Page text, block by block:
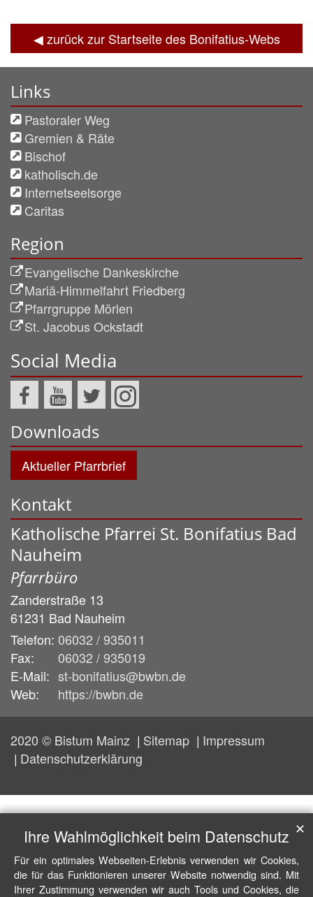
◀︎ zurück zur Startseite des Bonifatius-Webs
Links
Pastoraler Weg
Gremien & Räte
Bischof
katholisch.de
Internetseelsorge
Caritas
Region
Evangelische Dankeskirche
Mariä-Himmelfahrt Friedberg
Pfarrgruppe Mörlen
St. Jacobus Ockstadt
Social Media
Downloads
Aktueller Pfarrbrief
Kontakt
Katholische Pfarrei St. Bonifatius Bad
Nauheim
Pfarrbüro
Zanderstraße 13
61231 Bad Nauheim
Telefon: 06032 / 935011
Fax:
06032 / 935019
E-Mail: st-bonifatius@bwbn.de
Web:
https://bwbn.de
2020 © Bistum Mainz Sitemap
Impressum
Datenschutzerklärung
Ihre Wahlmöglichkeit beim Datenschutz
Für ein optimales Webseiten-Erlebnis verwenden wir Cookies,
die für das Funktionieren unserer Website notwendig sind. Mit
Ihrer Zustimmung verwenden wir auch Tools und Cookies, die
✕